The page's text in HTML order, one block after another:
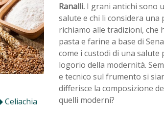
Celiachia
Ranalli.I grani antichi sono
salute e chi li considera
richiamo alle tradizioni, che
pasta e farine a base di
come i custodi di una
logorio della modernità.
e tecnico sul frumento si
differisce la composizione
quelli moderni?